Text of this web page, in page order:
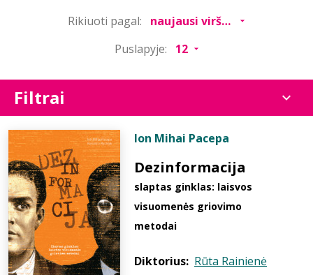
Rikiuoti pagal:
Puslapyje:
Filtrai
Ion Mihai Pacepa
Dezinformacija
slaptas ginklas: laisvos
visuomenės griovimo
metodai
Diktorius: Rūta Rainienė